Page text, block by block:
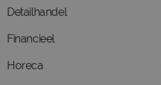
Detailhandel
Financieel
Horeca